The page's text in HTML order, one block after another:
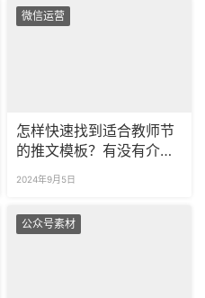
微信运营
怎样快速找到适合教师节
的推文模板？有没有介绍
2024年9月5日
公众号素材